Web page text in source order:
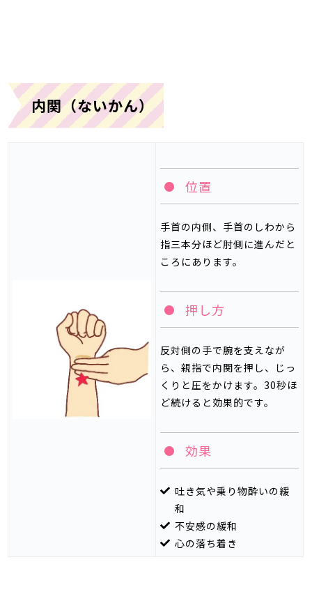
内関（ないかん）
位置
手首の内側、手首のしわから
指三本分ほど肘側に進んだと
ころにあります。
押し方
反対側の手で腕を支えなが
ら、親指で内関を押し、じっ
くりと圧をかけます。30秒ほ
ど続けると効果的です。
効果
吐き気や乗り物酔いの緩
和
不安感の緩和
心の落ち着き